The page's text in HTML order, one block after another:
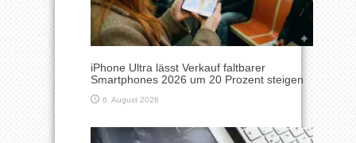
iPhone Ultra lässt Verkauf faltbarer
Smartphones 2026 um 20 Prozent steigen
6. August 2026